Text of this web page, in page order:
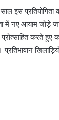
इस
में नए आयाम जोड़े
प्रोत्साहित करते